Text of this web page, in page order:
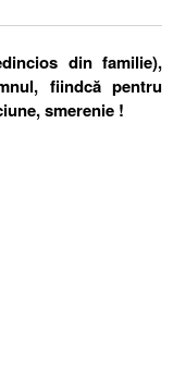
din familie),
fiindcă pentru
smerenie !